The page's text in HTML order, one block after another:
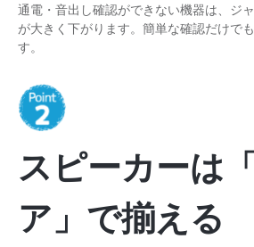
通電・音出し確認ができない機器は、ジ
が大きく下がります。簡単な確認だけで
す。
スピーカーは
ア」で揃える